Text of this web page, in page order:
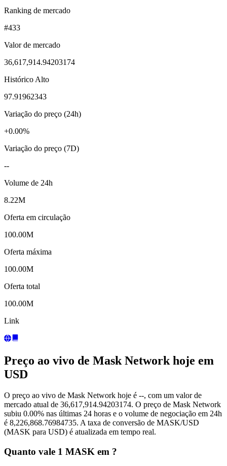
Ranking de mercado
#433
Valor de mercado
36,617,914.94203174
Histórico Alto
97.91962343
Variação do preço (24h)
+0.00%
Variação do preço (7D)
--
Volume de 24h
8.22M
Oferta em circulação
100.00M
Oferta máxima
100.00M
Oferta total
100.00M
Link
Preço ao vivo de Mask Network hoje em
USD
O preço ao vivo de Mask Network hoje é --, com um valor de
mercado atual de 36,617,914.94203174. O preço de Mask Network
subiu 0.00% nas últimas 24 horas e o volume de negociação em 24h
é 8,226,868.76984735. A taxa de conversão de MASK/USD
(MASK para USD) é atualizada em tempo real.
Quanto vale 1 MASK em ?